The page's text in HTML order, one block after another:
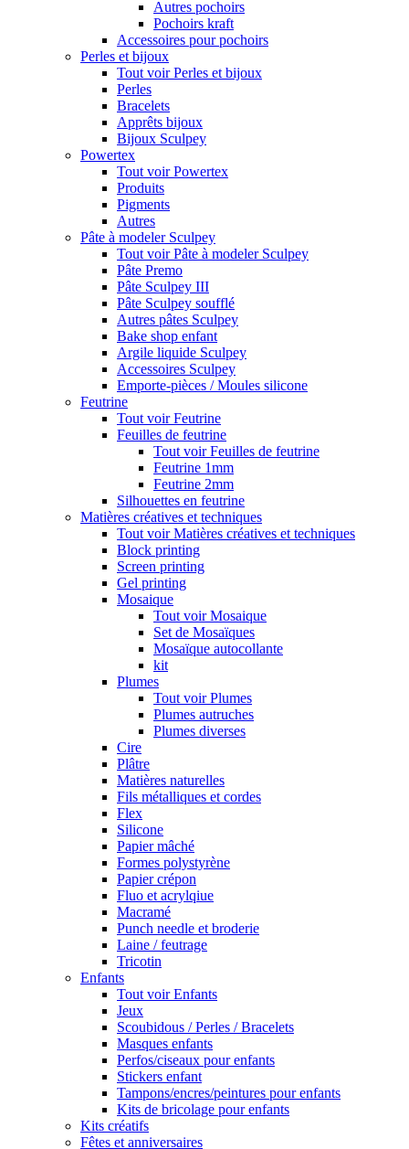
Autres pochoirs
Pochoirs kraft
Accessoires pour pochoirs
Perles et bijoux
Tout voir Perles et bijoux
Perles
Bracelets
Apprêts bijoux
Bijoux Sculpey
Powertex
Tout voir Powertex
Produits
Pigments
Autres
Pâte à modeler Sculpey
Tout voir Pâte à modeler Sculpey
Pâte Premo
Pâte Sculpey III
Pâte Sculpey soufflé
Autres pâtes Sculpey
Bake shop enfant
Argile liquide Sculpey
Accessoires Sculpey
Emporte-pièces / Moules silicone
Feutrine
Tout voir Feutrine
Feuilles de feutrine
Tout voir Feuilles de feutrine
Feutrine 1mm
Feutrine 2mm
Silhouettes en feutrine
Matières créatives et techniques
Tout voir Matières créatives et techniques
Block printing
Screen printing
Gel printing
Mosaique
Tout voir Mosaique
Set de Mosaïques
Mosaïque autocollante
kit
Plumes
Tout voir Plumes
Plumes autruches
Plumes diverses
Cire
Plâtre
Matières naturelles
Fils métalliques et cordes
Flex
Silicone
Papier mâché
Formes polystyrène
Papier crépon
Fluo et acrylqiue
Macramé
Punch needle et broderie
Laine / feutrage
Tricotin
Enfants
Tout voir Enfants
Jeux
Scoubidous / Perles / Bracelets
Masques enfants
Perfos/ciseaux pour enfants
Stickers enfant
Tampons/encres/peintures pour enfants
Kits de bricolage pour enfants
Kits créatifs
Fêtes et anniversaires